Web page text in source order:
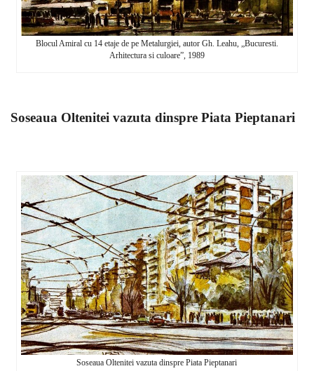
Blocul Amiral cu 14 etaje de pe Metalurgiei, autor Gh. Leahu, „Bucuresti.
Arhitectura si culoare”, 1989
Soseaua Oltenitei vazuta dinspre Piata Pieptanari
Soseaua Oltenitei vazuta dinspre Piata Pieptanari